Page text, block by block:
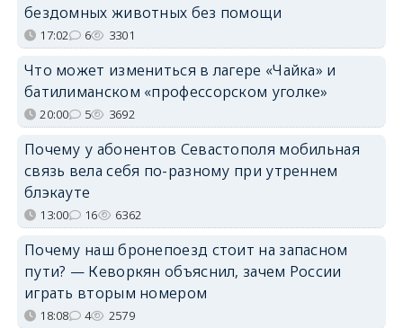
бездомных животных без помощи
17:02 6 3301
Что может измениться в лагере «Чайка» и
батилиманском «профессорском уголке»
20:00 5 3692
Почему у абонентов Севастополя мобильная
связь вела себя по-разному при утреннем
блэкауте
13:00 16 6362
Почему наш бронепоезд стоит на запасном
пути? — Кеворкян объяснил, зачем России
играть вторым номером
18:08 4 2579